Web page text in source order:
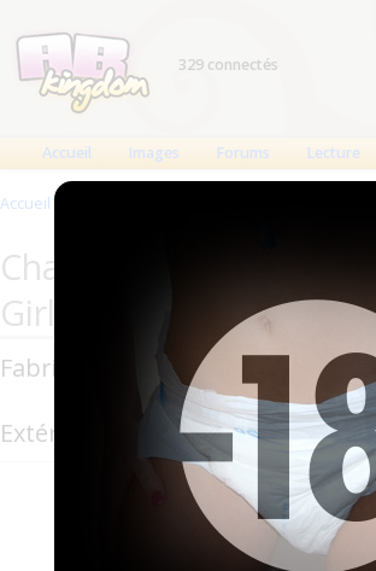
329 connectés
Accueil Images Forums Lecture
Accueil >
Changes complets
Girls
Fabricant : Nappiesrus (
Extérieur : Intissé